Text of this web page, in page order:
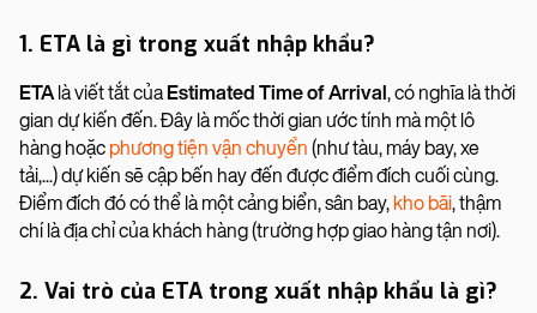
1. ETA là gì trong xuất nhập khẩu?
ETAlà viết tắt củaEstimated Time of Arrival, có nghĩa là thời
gian dự kiến đến. Đây là mốc thời gian ước tính mà một lô
hàng hoặc phương tiện vận chuyển (như tàu, máy bay, xe
tải,...) dự kiến sẽ cập bến hay đến được điểm đích cuối cùng.
Điểm đích đó có thể là một cảng biển, sân bay, kho bãi, thậm
chí là địa chỉ của khách hàng (trường hợp giao hàng tận nơi).
2. Vai trò của ETA trong xuất nhập khẩu là gì?